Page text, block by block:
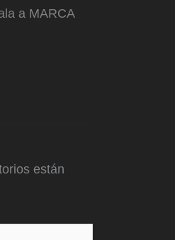
a MARCA
están